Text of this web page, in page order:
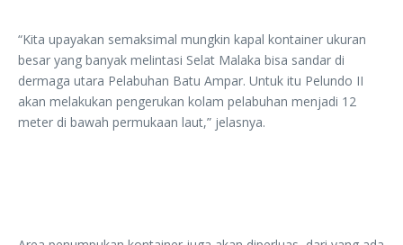
“Kita upayakan semaksimal mungkin kapal kontainer ukuran
besar yang banyak melintasi Selat Malaka bisa sandar di
dermaga utara Pelabuhan Batu Ampar. Untuk itu Pelundo II
akan melakukan pengerukan kolam pelabuhan menjadi 12
meter di bawah permukaan laut,” jelasnya.